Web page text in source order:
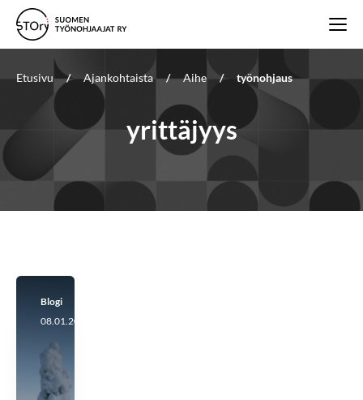
Etusivu / Ajankohtaista / Aihe / työnohjaus
yrittäjyys
Blogi
08.01.2024